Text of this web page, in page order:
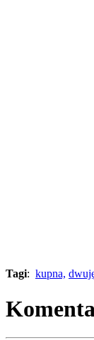
Tagi: kupna,